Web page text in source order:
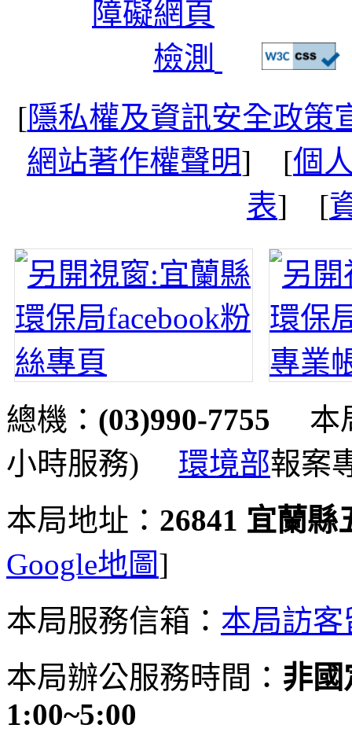
[隱私權及資訊安全政策
網站著作權聲明] [個
表] [
總機： (03)990-7755 本
小時服務) 環境部報案
本局地址： 26841 宜蘭縣
Google地圖]
本局服務信箱： 本局訪客
本局辦公服務時間： 非國
1:00~5:00